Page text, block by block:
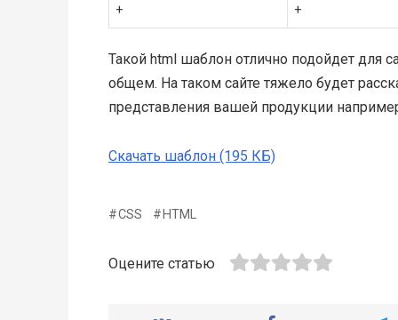
+ +
Такой html шаблон отлично подойдет для
общем. На таком сайте тяжело будет
представления вашей продукции
Скачать шаблон (195 КБ)
CSS HTML
Оцените статью